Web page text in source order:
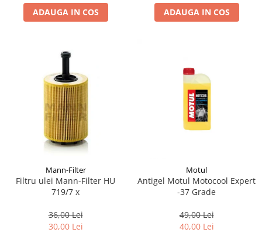
ADAUGA IN COS ADAUGA IN COS
Mann-Filter
Filtru ulei Mann-Filter HU
719/7 x
36,00 Lei
30,00 Lei
Motul
Antigel Motul Motocool Expert
-37 Grade
49,00 Lei
40,00 Lei